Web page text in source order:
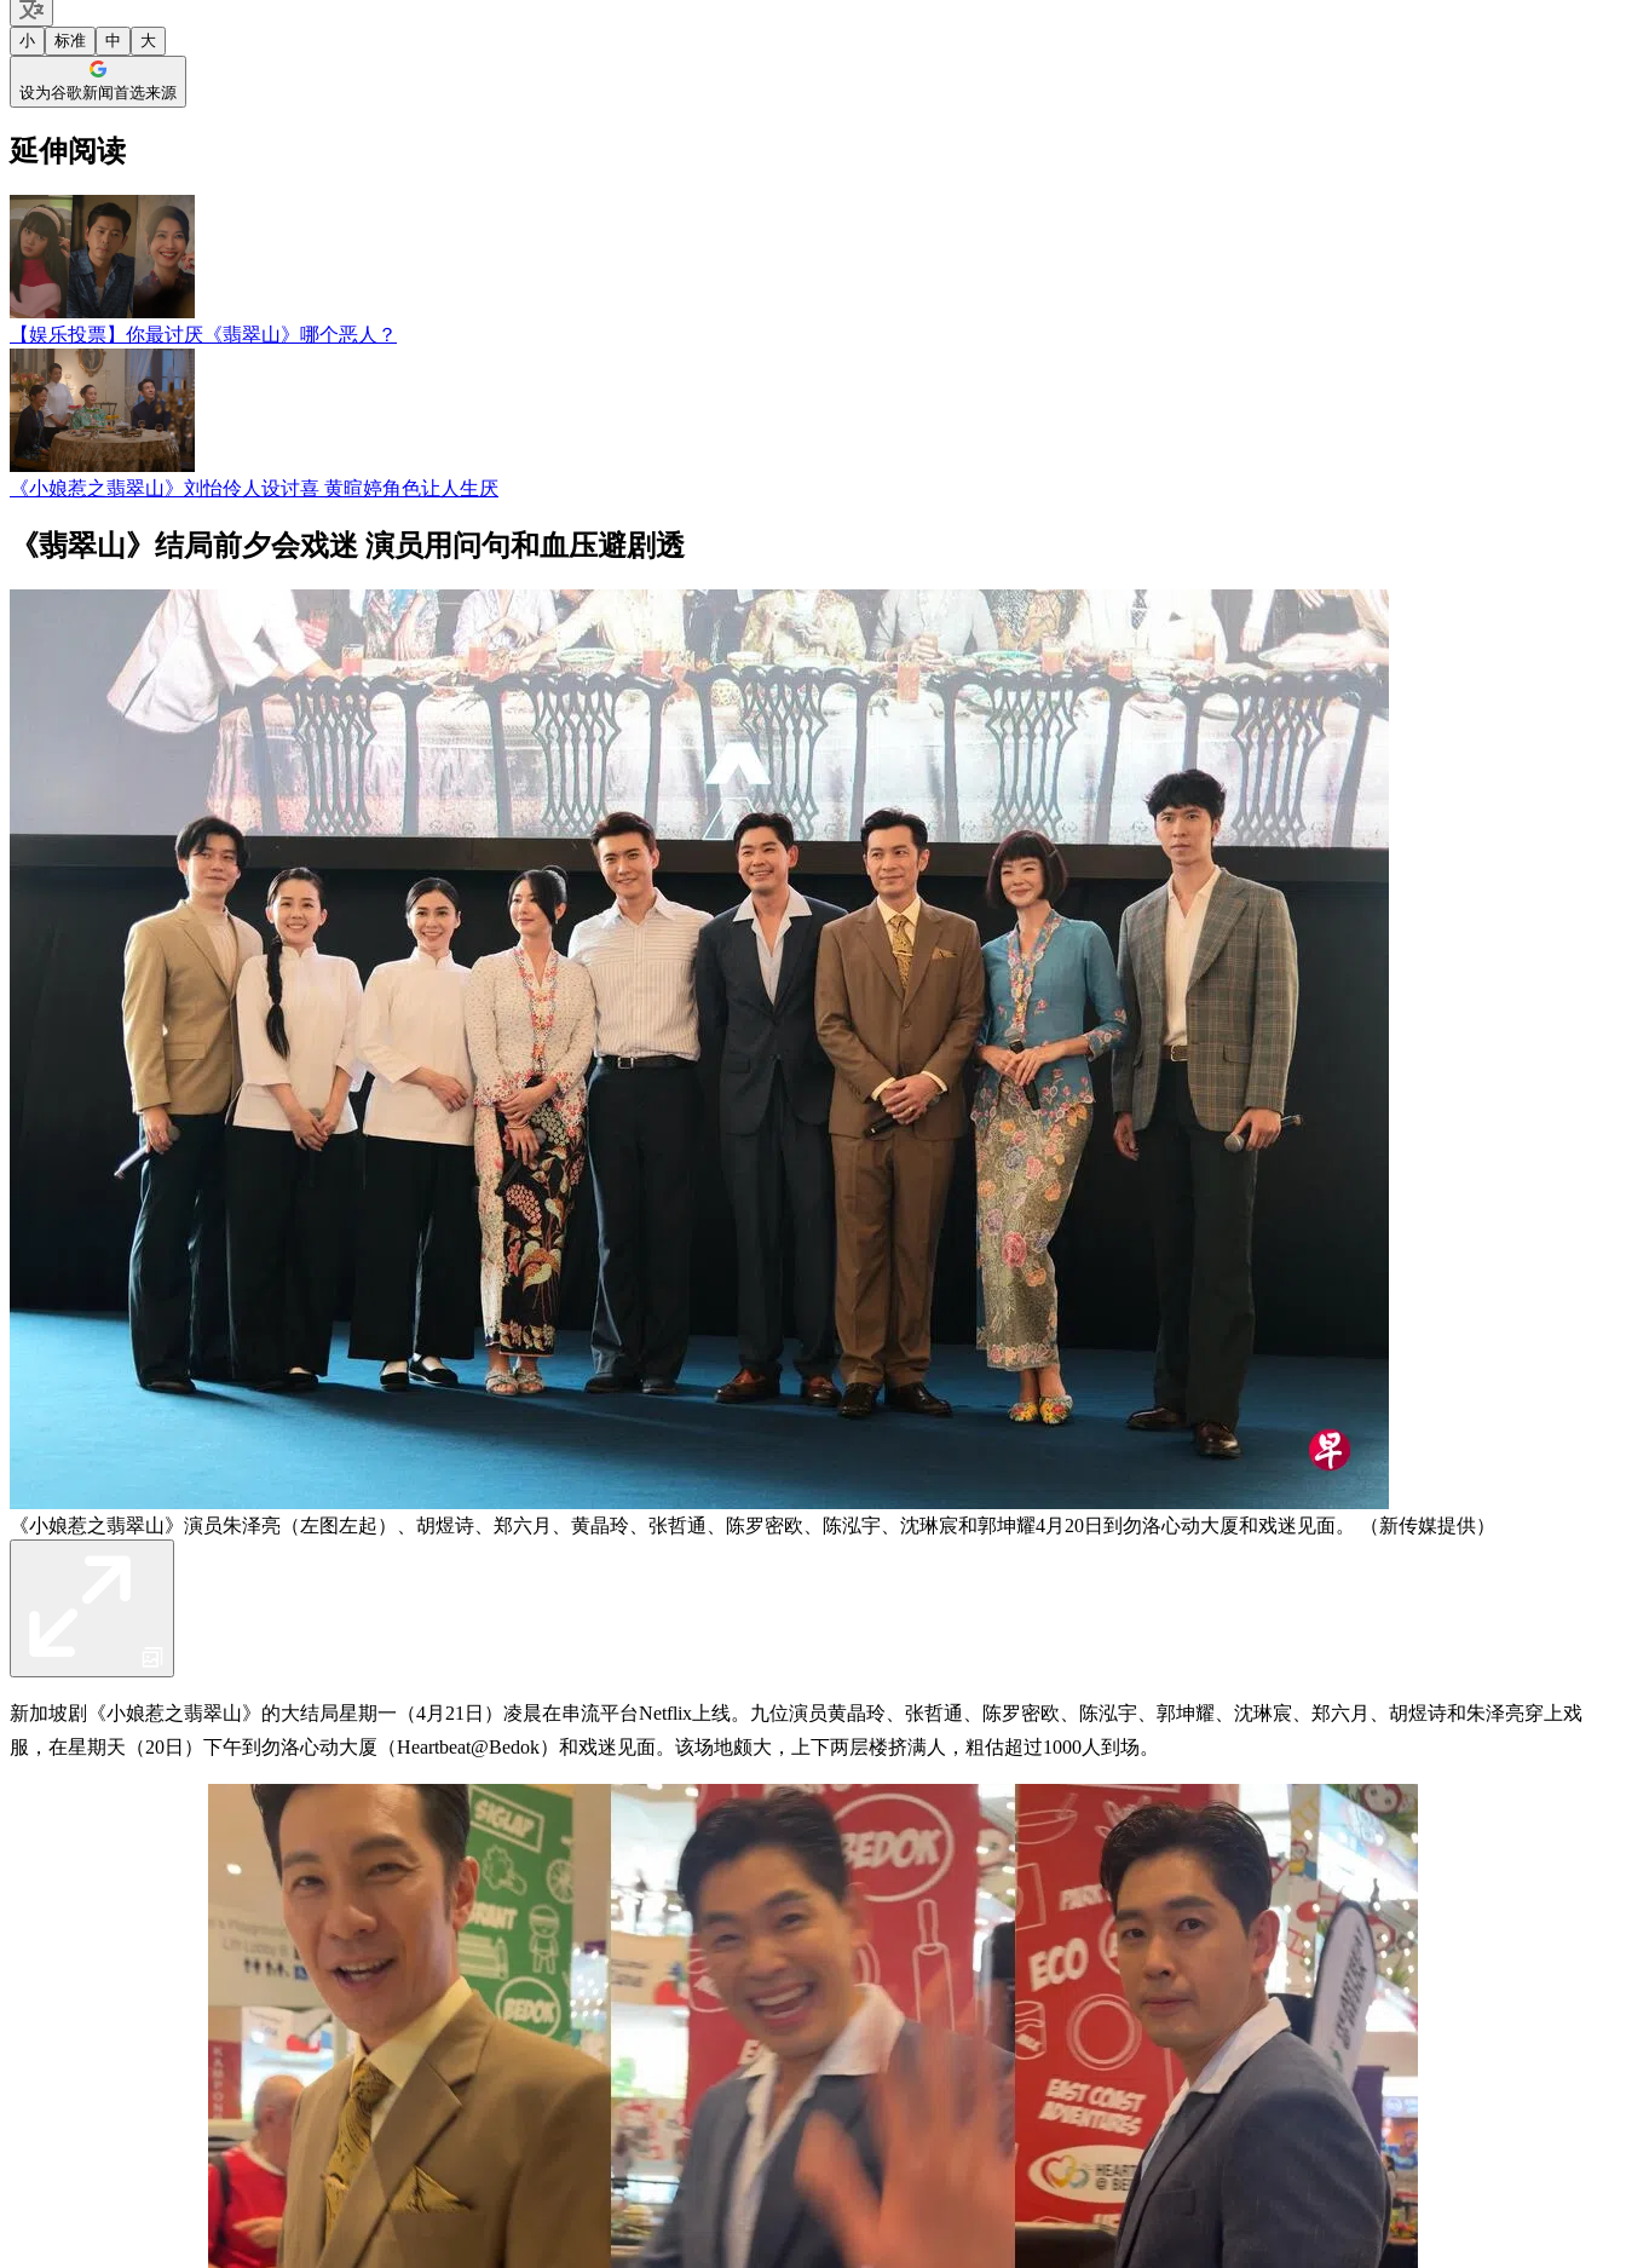
小 标准 中 大
设为谷歌新闻首选来源
延伸阅读
【娱乐投票】你最讨厌《翡翠山》哪个恶人？
《小娘惹之翡翠山》刘怡伶人设讨喜 黄暄婷角色让人生厌
《翡翠山》结局前夕会戏迷 演员用问句和血压避剧透
《小娘惹之翡翠山》演员朱泽亮（左图左起）、胡煜诗、郑六月、黄晶玲、张哲通、陈罗密欧、陈泓宇、沈琳宸和郭坤耀4月20日到勿洛心动大厦和戏迷见面。 （新传媒提供）
新加坡剧《小娘惹之翡翠山》的大结局星期一（4月21日）凌晨在串流平台Netflix上线。九位演员黄晶玲、张哲通、陈罗密欧、陈泓宇、郭坤耀、沈琳宸、郑六月、胡煜诗和朱泽亮穿上戏
服，在星期天（20日）下午到勿洛心动大厦（Heartbeat@Bedok）和戏迷见面。该场地颇大，上下两层楼挤满人，粗估超过1000人到场。